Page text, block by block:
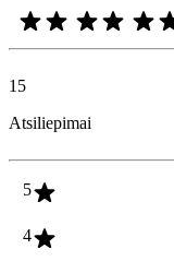
15
Atsiliepimai
5
4